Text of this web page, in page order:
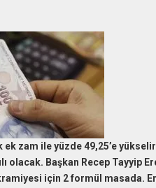
ek zam ile yüzde 49,25’e
olacak. Başkan Recep Tayyip
için 2 formül masada.